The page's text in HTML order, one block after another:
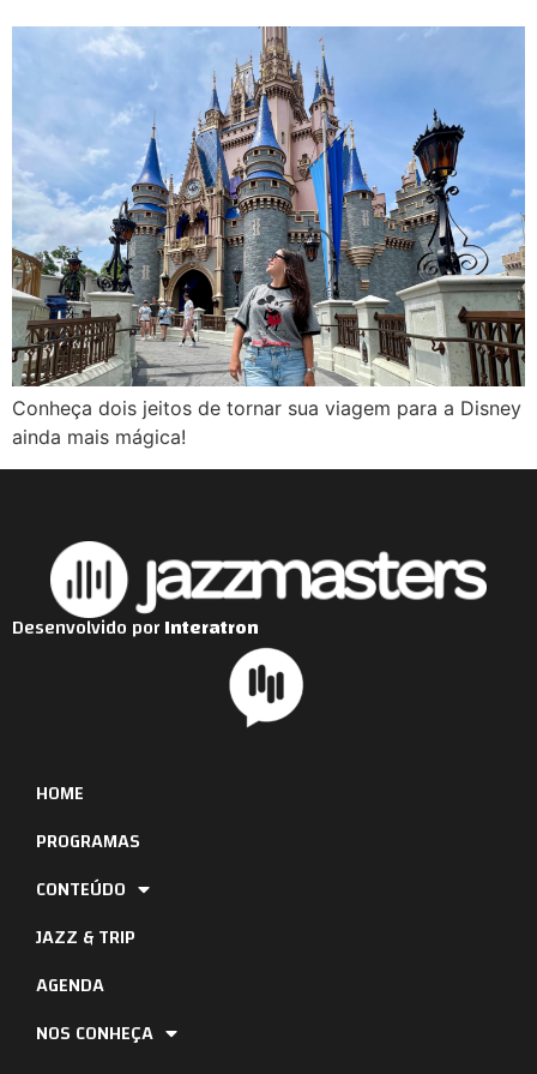
Conheça dois jeitos de tornar sua viagem para a Disney
ainda mais mágica!
HOME
PROGRAMAS
CONTEÚDO
JAZZ & TRIP
AGENDA
NOS CONHEÇA
Desenvolvido porInteratron